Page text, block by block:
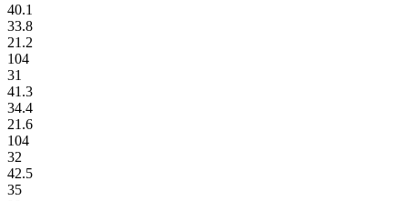
40.1
33.8
21.2
104
31
41.3
34.4
21.6
104
32
42.5
35